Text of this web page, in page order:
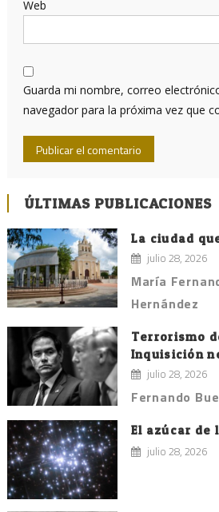
Web
Guarda mi nombre, correo
navegador para la próxima vez que
ÚLTIMAS PUBLICACIONES
La ciudad
julio 28, 2026
María
Hernández
Terrorismo
Inquisición
julio 28, 2026
Fernando
El azúcar de
julio 28, 2026